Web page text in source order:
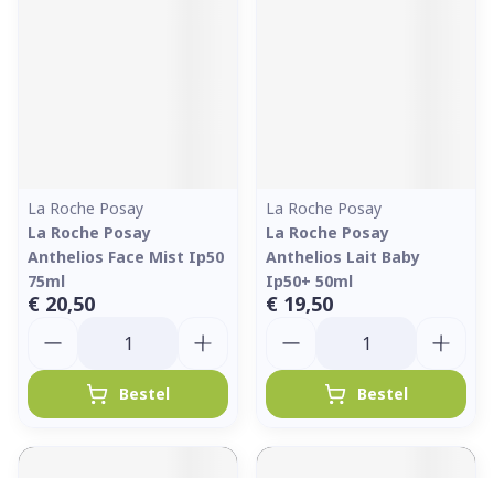
La Roche Posay
La Roche Posay
Anthelios Face Mist Ip50
75ml
€ 20,50
Bestel
La Roche Posay
La Roche Posay
Anthelios Lait Baby
Ip50+ 50ml
€ 19,50
Bestel